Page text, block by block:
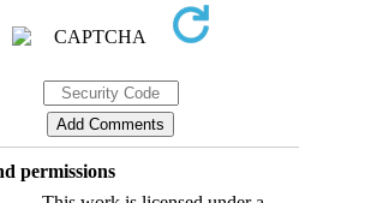
permissions